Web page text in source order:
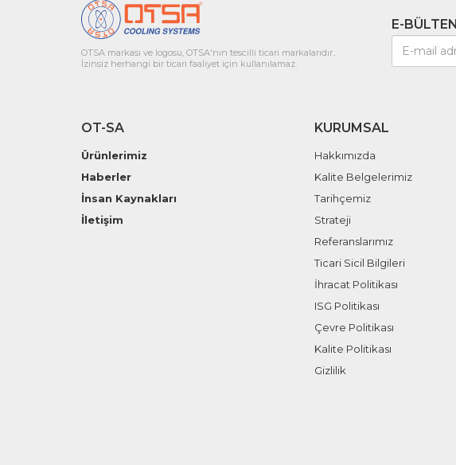
OTSA markası ve logosu, OTSA'nın tescilli ticari markalarıdır..
İzinsiz herhangi bir ticari faaliyet için kullanılamaz.
E-BÜLTEN
OT-SA
Ürünlerimiz
Haberler
İnsan Kaynakları
İletişim
KURUMSAL
Hakkımızda
Kalite Belgelerimiz
Tarihçemiz
Strateji
Referanslarımız
Ticari Sicil Bilgileri
İhracat Politikası
ISG Politikası
Çevre Politikası
Kalite Politikası
Gizlilik